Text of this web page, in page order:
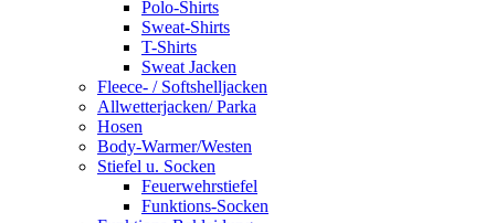
Polo-Shirts
Sweat-Shirts
T-Shirts
Sweat Jacken
Fleece- / Softshelljacken
Allwetterjacken/ Parka
Hosen
Body-Warmer/Westen
Stiefel u. Socken
Feuerwehrstiefel
Funktions-Socken